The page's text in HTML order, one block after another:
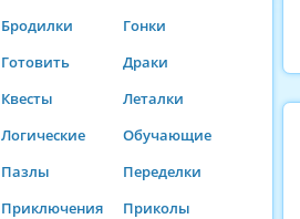
Бродилки
Гонки
Готовить
Драки
Квесты
Леталки
Логические
Обучающие
Пазлы
Переделки
Приключения
Приколы